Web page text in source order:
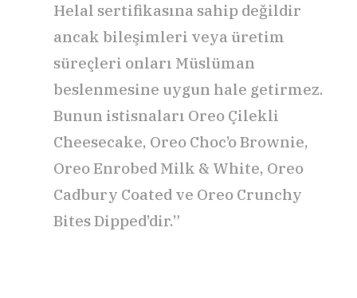
Helal sertifikasına sahip değildir
ancak bileşimleri veya üretim
süreçleri onları Müslüman
beslenmesine uygun hale getirmez.
Bunun istisnaları Oreo Çilekli
Cheesecake, Oreo Choc’o Brownie,
Oreo Enrobed Milk & White, Oreo
Cadbury Coated ve Oreo Crunchy
Bites Dipped’dir.”